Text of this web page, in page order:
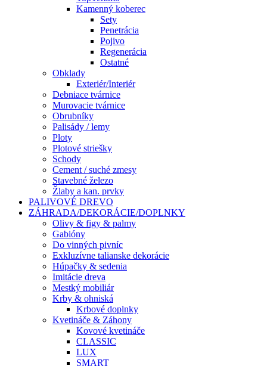
Kamenný koberec
Sety
Penetrácia
Pojivo
Regenerácia
Ostatné
Obklady
Exteriér/Interiér
Debniace tvárnice
Murovacie tvárnice
Obrubníky
Palisády / lemy
Ploty
Plotové striešky
Schody
Cement / suché zmesy
Stavebné železo
Žlaby a kan. prvky
PALIVOVÉ DREVO
ZÁHRADA/DEKORÁCIE/DOPLNKY
Olivy & figy & palmy
Gabióny
Do vinných pivníc
Exkluzívne talianske dekorácie
Húpačky & sedenia
Imitácie dreva
Mestký mobiliár
Krby & ohniská
Krbové doplnky
Kvetináče & Záhony
Kovové kvetináče
CLASSIC
LUX
SMART